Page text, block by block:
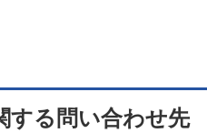
する問い合わせ先